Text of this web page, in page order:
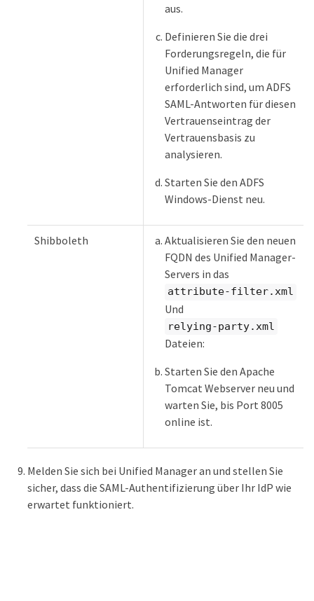
aus.
Definieren Sie die drei
Forderungsregeln, die für
Unified Manager
erforderlich sind, um ADFS
SAML-Antworten für diesen
Vertrauenseintrag der
Vertrauensbasis zu
analysieren.
Starten Sie den ADFS
Windows-Dienst neu.
Shibboleth
Aktualisieren Sie den neuen
FQDN des Unified Manager-
Servers in das
attribute-filter.xml
Und
relying-party.xml
Dateien:
Starten Sie den Apache
Tomcat Webserver neu und
warten Sie, bis Port 8005
online ist.
Melden Sie sich bei Unified Manager an und stellen Sie
sicher, dass die SAML-Authentifizierung über Ihr IdP wie
erwartet funktioniert.